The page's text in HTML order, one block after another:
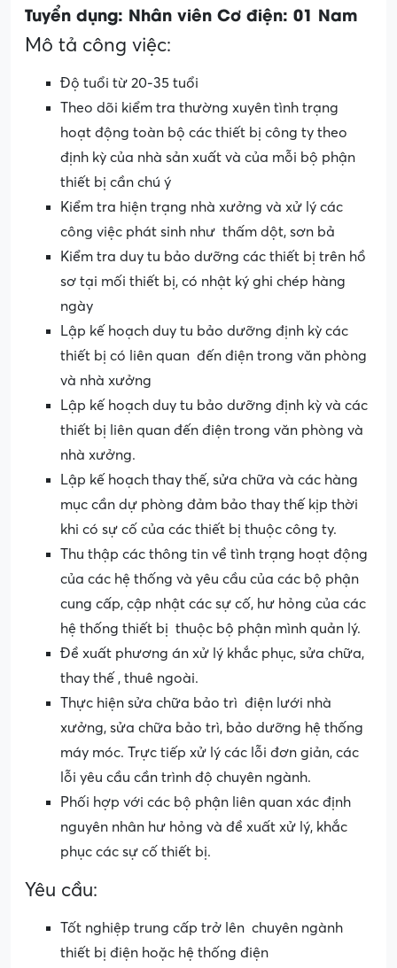
Tuyển dụng: Nhân viên Cơ điện: 01 Nam
Mô tả công việc:
Độ tuổi từ 20-35 tuổi
Theo dõi kiểm tra thường xuyên tình trạng
hoạt động toàn bộ các thiết bị công ty theo
định kỳ của nhà sản xuất và của mỗi bộ phận
thiết bị cần chú ý
Kiểm tra hiện trạng nhà xưởng và xử lý các
công việc phát sinh như thấm dột, sơn bả
Kiểm tra duy tu bảo dưỡng các thiết bị trên hồ
sơ tại mối thiết bị, có nhật ký ghi chép hàng
ngày
Lập kế hoạch duy tu bảo dưỡng định kỳ các
thiết bị có liên quan đến điện trong văn phòng
và nhà xưởng
Lập kế hoạch duy tu bảo dưỡng định kỳ và các
thiết bị liên quan đến điện trong văn phòng và
nhà xưởng.
Lập kế hoạch thay thế, sửa chữa và các hàng
mục cần dự phòng đảm bảo thay thế kịp thời
khi có sự cố của các thiết bị thuộc công ty.
Thu thập các thông tin về tình trạng hoạt động
của các hệ thống và yêu cầu của các bộ phận
cung cấp, cập nhật các sự cố, hư hỏng của các
hệ thống thiết bị thuộc bộ phận mình quản lý.
Đề xuất phương án xử lý khắc phục, sửa chữa,
thay thế , thuê ngoài.
Thực hiện sửa chữa bảo trì điện lưới nhà
xưởng, sửa chữa bảo trì, bảo dưỡng hệ thống
máy móc. Trực tiếp xử lý các lỗi đơn giản, các
lỗi yêu cầu cần trình độ chuyên ngành.
Phối hợp với các bộ phận liên quan xác định
nguyên nhân hư hỏng và đề xuất xử lý, khắc
phục các sự cố thiết bị.
Yêu cầu:
Tốt nghiệp trung cấp trở lên chuyên ngành
thiết bị điện hoặc hệ thống điện